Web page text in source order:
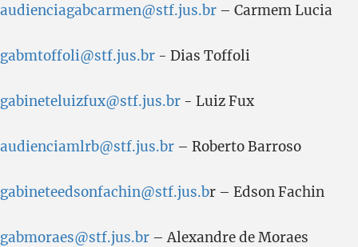
audienciagabcarmen@stf.jus.br – Carmem Lucia
gabmtoffoli@stf.jus.br - Dias Toffoli
gabineteluizfux@stf.jus.br - Luiz Fux
audienciamlrb@stf.jus.br – Roberto Barroso
gabineteedsonfachin@stf.jus.br – Edson Fachin
gabmoraes@stf.jus.br – Alexandre de Moraes